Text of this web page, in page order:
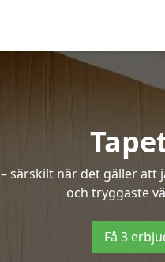
särskilt när det gäller
och tryggaste
Få 3